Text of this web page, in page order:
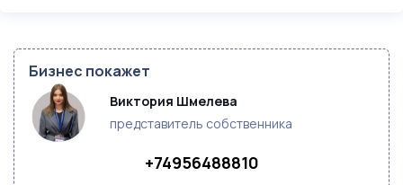
Бизнес покажет
Виктория Шмелева
представитель собственника
+74956488810